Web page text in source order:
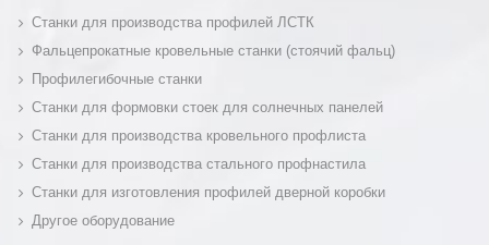
Станки для производства профилей ЛСТК
Фальцепрокатные кровельные станки (стоячий фальц)
Профилегибочные станки
Станки для формовки стоек для солнечных панелей
Станки для производства кровельного профлиста
Станки для производства стального профнастила
Станки для изготовления профилей дверной коробки
Другое оборудование